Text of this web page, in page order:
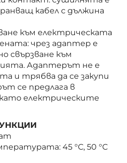
кабел с дължина
към електрическата
чрез адаптер е
свързване към
Адаптерът не е
и трябва да се закупи
се предлага в
електрическите
45 °C, 50 °C